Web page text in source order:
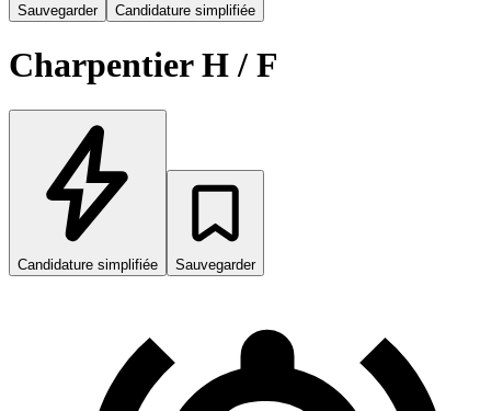
Sauvegarder Candidature simplifiée
Charpentier H / F
Candidature simplifiée Sauvegarder